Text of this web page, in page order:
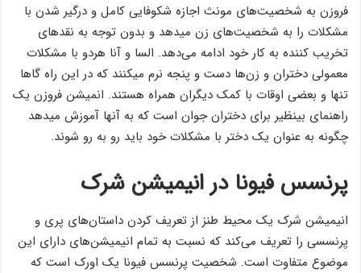
فروزن به شخصیت‌های مونث اجازه شکوفایی کامل و درگیر شدن با
مشکلات را به شخصیت‌های زن میدهد و بدون توجه به نقدهای
تخریب کننده به کار خود ادامه می‌دهد. السا و آنا هردو با مشکلات
معمولی دختران و زن‌ها دست و پنجه نرم میکنند که در این راه گاها
تنها و بعضی اوقات با کمک دیگران همراه هستند. انمیشن فروزن یک
راهنمای بینظیر برای دختران جوان است که به آنها آموزش میدهد
چگونه به عنوان یک دختر با مشکلات خود باید رو به رو شوند.
پرنسس فیونا در انیمیشن شرک
انیمیشن شرک یک محیط طنز از تعریف کردن داستان‌های پری و
پرنسسی را تعریف می‌کند که نسبت به تمام انیمیشن‌های دارای این
موضوع متفاوت است. شخصیت پرنسس فیونا یک اورک است که